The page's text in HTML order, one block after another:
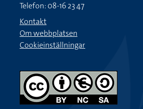
Telefon: 08-16 23 47
Kontakt
Om webbplatsen
Cookieinställningar